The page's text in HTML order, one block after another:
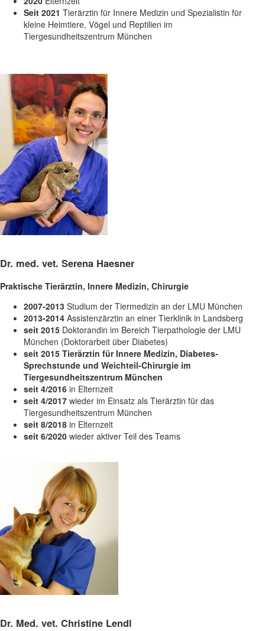
Seit 2021 Tierärztin für Innere Medizin und Spezialistin für
kleine Heimtiere, Vögel und Reptilien im
Tiergesundheitszentrum München
Dr. med. vet. Serena Haesner
Praktische Tierärztin, Innere Medizin, Chirurgie
2007-2013 Studium der Tiermedizin an der LMU München
2013-2014 Assistenzärztin an einer Tierklinik in Landsberg
seit 2015 Doktorandin im Bereich Tierpathologie der LMU
München (Doktorarbeit über Diabetes)
seit 2015 Tierärztin für Innere Medizin, Diabetes-
Sprechstunde und Weichteil-Chirurgie im
Tiergesundheitszentrum München
seit 4/2016 in Elternzeit
seit 4/2017 wieder im Einsatz als Tierärztin für das
Tiergesundheitszentrum München
seit 8/2018 in Elternzeit
seit 6/2020 wieder aktiver Teil des Teams
Dr. Med. vet. Christine Lendl